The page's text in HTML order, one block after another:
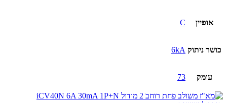
אופיין C
כושר ניתוק 6kA
עומק 73